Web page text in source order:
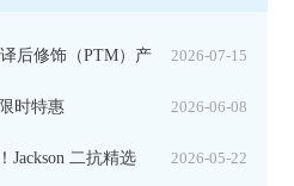
2026-07-15
后修饰（PTM）产
2026-06-08
时特惠
2026-05-22
Jackson 二抗精选